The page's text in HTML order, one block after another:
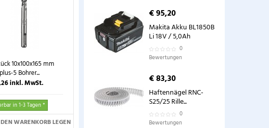
10x100x165 mm
5 Bohrer...
inkl. MwSt.
in 1-3 Tagen *
WARENKORB LEGEN
€ 95,20
Makita Akku BL1850B
Li 18V / 5,0Ah
0
Bewertungen
€ 83,30
Haftennägel RNC-
S25/25 Rille...
0
Bewertungen